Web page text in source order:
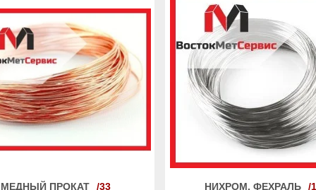
МЕДНЫЙ ПРОКАТ 33 НИХРОМ, ФЕХРАЛЬ